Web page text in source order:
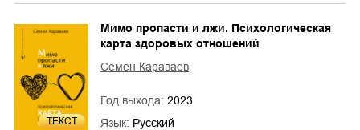
ТЕКСТ
Мимо пропасти и лжи. Психологическая
карта здоровых отношений
Семен Караваев
Год выхода: 2023
Язык: Русский